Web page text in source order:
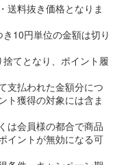
送料抜き価格となりま
10円単位の金額は切り
てとなり、ポイント履
支払われた金額分につ
ト獲得の対象には含ま
は会員様の都合で商品
イントが無効になる可